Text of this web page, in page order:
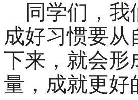
同学们，
成好习惯要
下来，就会形
量，成就更好